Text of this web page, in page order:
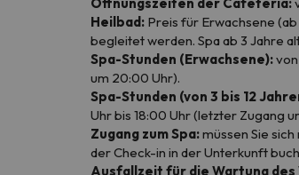
Heilbad: Preis für Erwachsene
begleitet werden. Spa ab 3 Jahre
Spa-Stunden (Erwachsene):
um 20:00 Uhr).
Spa-Stunden (von 3 bis 12
Uhr bis 18:00 Uhr (letzter Zugang
Zugang zum Spa:müssen Sie
der Check-in in der Unterkunft
Ausfallzeit für die Wartung